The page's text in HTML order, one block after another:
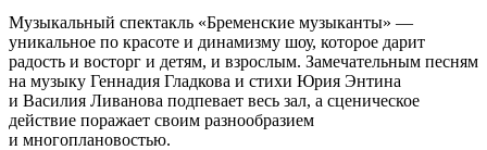
Музыкальный спектакль «Бременские музыканты» —
уникальное по красоте и динамизму шоу, которое дарит
радость и восторг и детям, и взрослым. Замечательным песням
на музыку Геннадия Гладкова и стихи Юрия Энтина
и Василия Ливанова подпевает весь зал, а сценическое
действие поражает своим разнообразием
и многоплановостью.